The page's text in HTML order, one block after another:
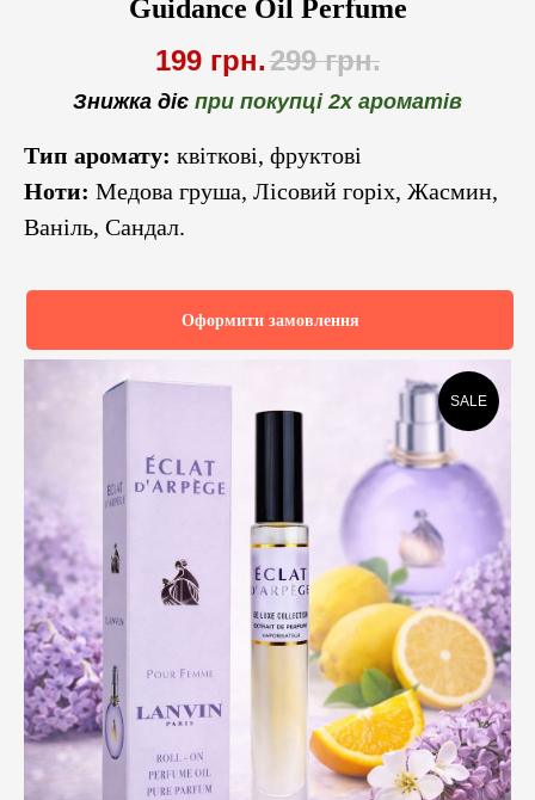
Guidance Oil Perfume
199 грн.299 грн.
Знижка діє при покупці 2х ароматів
Тип аромату: квіткові, фруктові
Ноти: Медова груша, Лісовий горіх, Жасмин,
Ваніль, Сандал.
Оформити замовлення
SALE